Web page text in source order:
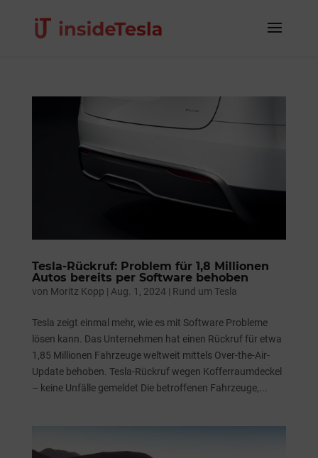
Tesla-Rückruf: Problem für 1,8 Millionen
Autos bereits per Software behoben
von Moritz Kopp | Aug. 1, 2024| Rund um Tesla
Tesla zeigt einmal mehr, wie es mit Software Probleme
lösen kann. Das Unternehmen hat einen Rückruf für etwa
1,85 Millionen Fahrzeuge weltweit mittels Over-the-Air-
Update behoben. Tesla-Rückruf wegen Kofferraumdeckel
– keine Unfälle gemeldet Die betroffenen Fahrzeuge,...